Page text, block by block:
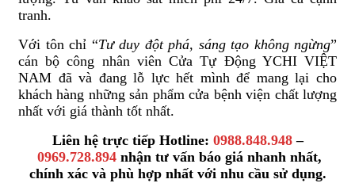
tranh.
Với tôn chỉ “Tư duy đột phá, sáng tạo không ngừng”
cán bộ công nhân viên Cửa Tự Động YCHI VIỆT
NAM đã và đang lỗ lực hết mình để mang lại cho
khách hàng những sản phẩm cửa bệnh viện chất lượng
nhất với giá thành tốt nhất.
Liên hệ trực tiếp Hotline: 0988.848.948–
0969.728.894 nhận tư vấn báo giá nhanh nhất,
chính xác và phù hợp nhất với nhu cầu sử dụng.